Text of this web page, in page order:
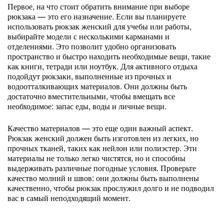
Первое, на что стоит обратить внимание при выборе
рюкзака — это его назначение. Если вы планируете
использовать рюкзак женский для учебы или работы,
выбирайте модели с несколькими карманами и
отделениями. Это позволит удобно организовать
пространство и быстро находить необходимые вещи, такие
как книги, тетради или ноутбук. Для активного отдыха
подойдут рюкзаки, выполненные из прочных и
водоотталкивающих материалов. Они должны быть
достаточно вместительными, чтобы вмещать все
необходимое: запас еды, воды и личные вещи.
Качество материалов — это еще один важный аспект.
Рюкзак женский должен быть изготовлен из легких, но
прочных тканей, таких как нейлон или полиэстер. Эти
материалы не только легко чистятся, но и способны
выдерживать различные погодные условия. Проверьте
качество молний и швов: они должны быть выполнены
качественно, чтобы рюкзак прослужил долго и не подводил
вас в самый неподходящий момент.